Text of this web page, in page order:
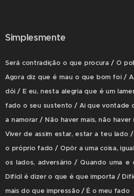
Simplesmente
Será contradição o que procura / O
Agora diz que é mau o que bom foi /
dói / E eu, nesta alegria que é um
fado o seu sustento / Ai que vontade
a namorar / Não haver mais, não
Viver de assim estar, estar a teu lado
o próprio fado / Opôr a uma coisa,
os lados, adversário / Quando uma
Difícil é dizer o que é que importa /
mais do que impressão / É o meu fado